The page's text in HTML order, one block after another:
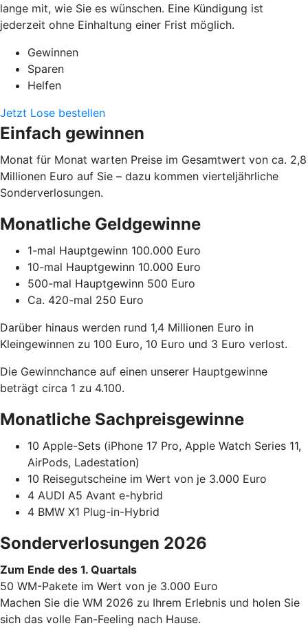
lange mit, wie Sie es wünschen. Eine Kündigung ist
jederzeit ohne Einhaltung einer Frist möglich.
Gewinnen
Sparen
Helfen
Jetzt Lose bestellen
Einfach gewinnen
Monat für Monat warten Preise im Gesamtwert von ca. 2,8
Millionen Euro auf Sie – dazu kommen vierteljährliche
Sonderverlosungen.
Monatliche Geldgewinne
1-mal Hauptgewinn 100.000 Euro
10-mal Hauptgewinn 10.000 Euro
500-mal Hauptgewinn 500 Euro
Ca. 420-mal 250 Euro
Darüber hinaus werden rund 1,4 Millionen Euro in
Kleingewinnen zu 100 Euro, 10 Euro und 3 Euro verlost.
Die Gewinnchance auf einen unserer Hauptgewinne
beträgt circa 1 zu 4.100.
Monatliche Sachpreisgewinne
10 Apple-Sets (iPhone 17 Pro, Apple Watch Series 11,
AirPods, Ladestation)
10 Reisegutscheine im Wert von je 3.000 Euro
4 AUDI A5 Avant e-hybrid
4 BMW X1 Plug-in-Hybrid
Sonderverlosungen 2026
Zum Ende des 1. Quartals
50 WM-Pakete im Wert von je 3.000 Euro
Machen Sie die WM 2026 zu Ihrem Erlebnis und holen Sie
sich das volle Fan-Feeling nach Hause.